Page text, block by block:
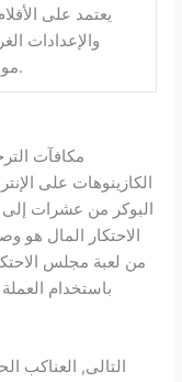
يعتمد على
والإعدادات
موسيقى الروك والمزيد.
مكافآت
الكازينوهات على
البوكر من عشرات إلى
الاحتكار المال هو
من لعبة مجلس
باستخدام
التالى, العناكب